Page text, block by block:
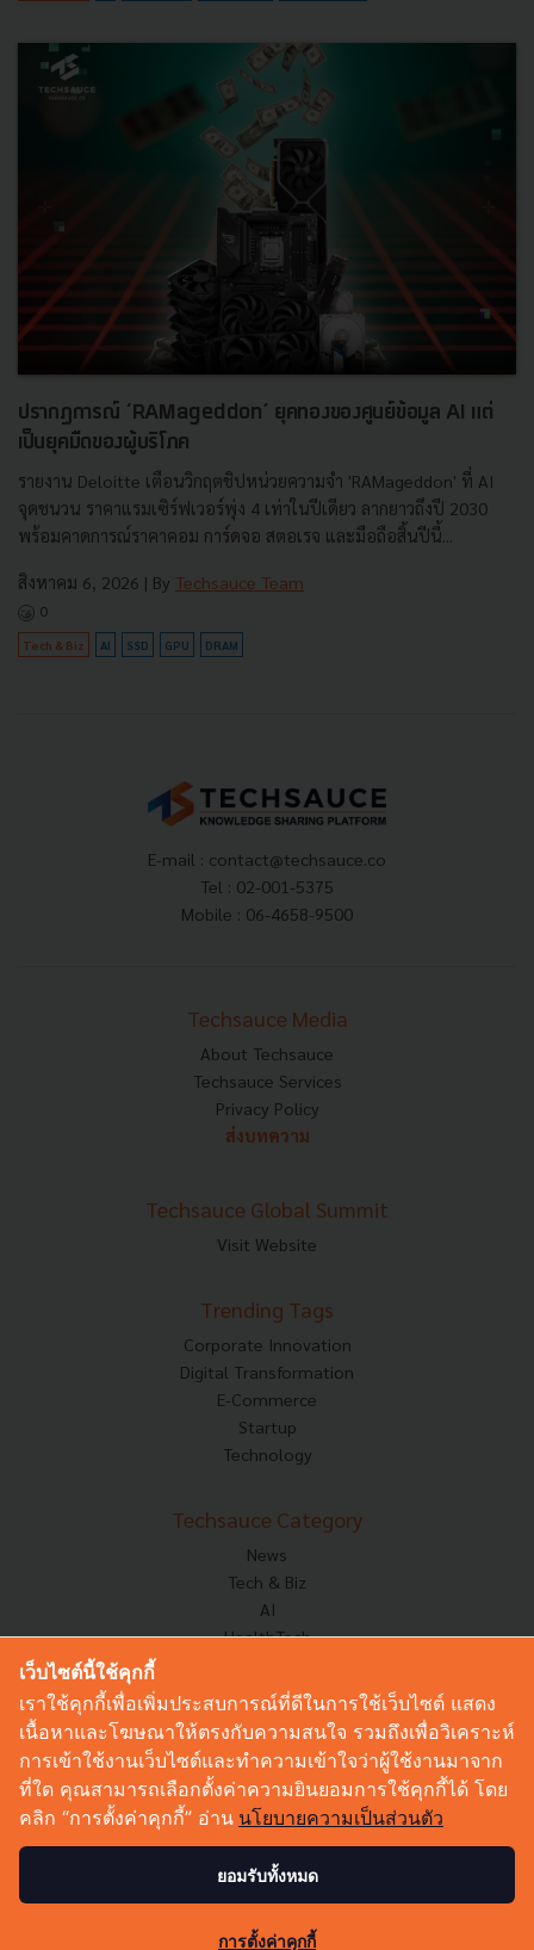
ปรากฏการณ์ ‘RAMageddon’ ยุคทองของศูนย์ข้อมูล AI แต่
เป็นยุคมืดของผู้บริโภค
รายงาน Deloitte เตือนวิกฤตชิปหน่วยความจำ 'RAMageddon' ที่ AI
จุดชนวน ราคาแรมเซิร์ฟเวอร์พุ่ง 4 เท่าในปีเดียว ลากยาวถึงปี 2030
พร้อมคาดการณ์ราคาคอม การ์ดจอ สตอเรจ และมือถือสิ้นปีนี้...
สิงหาคม 6, 2026 | By Techsauce Team
0
Tech & Biz AI SSD GPU DRAM
E-mail : contact@techsauce.co
Tel : 02-001-5375
Mobile : 06-4658-9500
Techsauce Media
About Techsauce
Techsauce Services
Privacy Policy
ส่งบทความ
Techsauce Global Summit
Visit Website
Trending Tags
Corporate Innovation
Digital Transformation
E-Commerce
Startup
Technology
Techsauce Category
News
Tech & Biz
AI
HealthTech
Corp Innov
Saucy Thoughts
Based On
Sustainable
Videos
Podcast
© Copyright 2026 :Techsauce All rights reserved.
เว็บไซต์นี้ใช้คุกกี้
เราใช้คุกกี้เพื่อเพิ่มประสบการณ์ที่ดีในการใช้เว็บไซต์ แสดง
เนื้อหาและโฆษณาให้ตรงกับความสนใจ รวมถึงเพื่อวิเคราะห์
การเข้าใช้งานเว็บไซต์และทำความเข้าใจว่าผู้ใช้งานมาจาก
ที่ใด คุณสามารถเลือกตั้งค่าความยินยอมการใช้คุกกี้ได้ โดย
คลิก “การตั้งค่าคุกกี้” อ่าน นโยบายความเป็นส่วนตัว
ยอมรับทั้งหมด
การตั้งค่าคุกกี้